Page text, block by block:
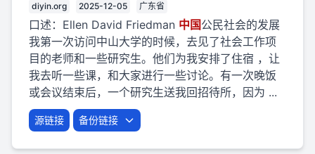
diyin.org 2025-12-05 广东省
口述：Ellen David Friedman 中国公民社会的发展
我第一次访问中山大学的时候，去见了社会工作项
目的老师和一些研究生。他们为我安排了住宿 ，让
我去听一些课，和大家进行一些讨论。有一次晚饭
或会议结束后，一个研究生送我回招待所，因为 ...
源链接 备份链接